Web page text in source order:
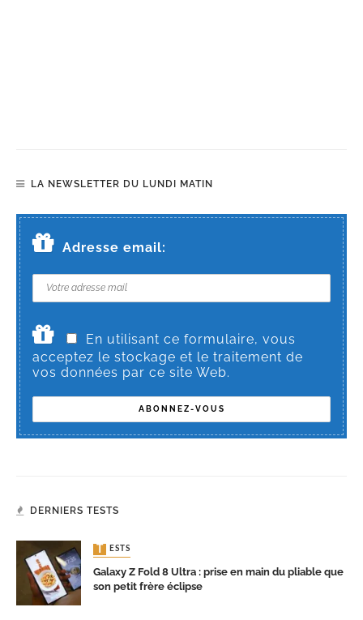
LA NEWSLETTER DU LUNDI MATIN
Adresse email:
En utilisant ce formulaire, vous
acceptez le stockage et le traitement de
vos données par ce site Web.
DERNIERS TESTS
TESTS
Galaxy Z Fold 8 Ultra : prise en main du pliable que
son petit frère éclipse